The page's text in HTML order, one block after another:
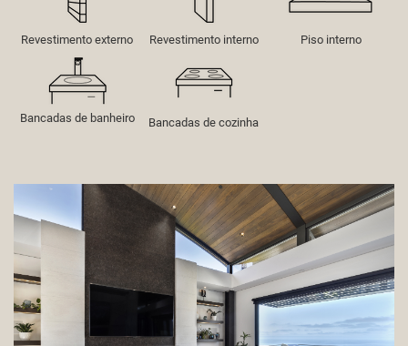
Revestimento externo Revestimento interno Piso interno
Bancadas de banheiro Bancadas de cozinha